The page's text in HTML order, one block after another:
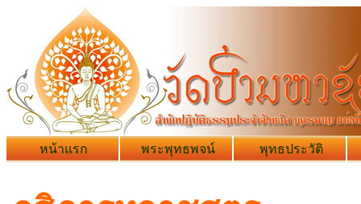
หน้าแรก พระพุทธพจน์ พุทธประวัติ